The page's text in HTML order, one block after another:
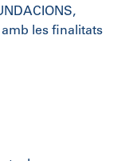
les finalitats